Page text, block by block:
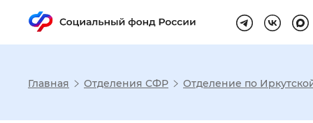
Настройка
Главная Отделения СФР Отделение по